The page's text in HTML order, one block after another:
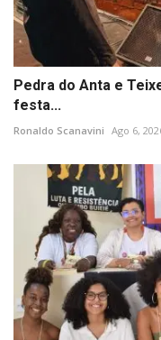
Pedra do Anta e
festa...
Ronaldo Scanavini Ago 6,